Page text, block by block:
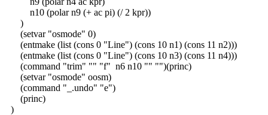
n10 (polar n9 (+ ac pi) (/ 2 kpr))
)
(setvar "osmode" 0)
(entmake (list (cons 0 "Line") (cons 10 n1) (cons 11 n2)))
(entmake (list (cons 0 "Line") (cons 10 n3) (cons 11 n4)))
(command "trim" "" "f" n6 n10 "" "")(princ)
(setvar "osmode" oosm)
(command "_.undo" "e")
(princ)
)